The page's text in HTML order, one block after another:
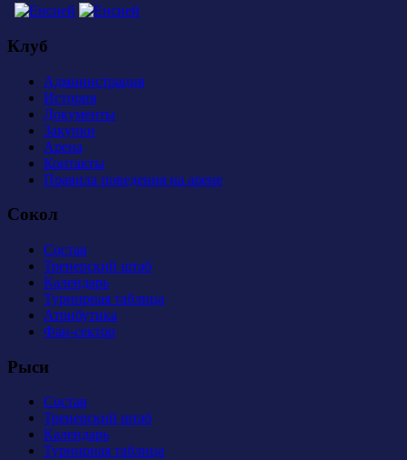
Клуб
Администрация
История
Документы
Закупки
Арена
Контакты
Правила поведения на арене
Сокол
Состав
Тренерский штаб
Календарь
Турнирная таблица
Атрибутика
Фан-сектор
Рыси
Состав
Тренерский штаб
Календарь
Турнирная таблица